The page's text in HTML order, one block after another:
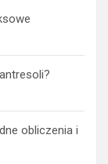
obliczenia i